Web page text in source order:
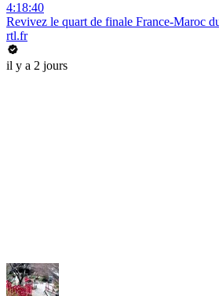
4:18:40
Revivez le quart de finale France-Maroc
rtl.fr
il y a 2 jours